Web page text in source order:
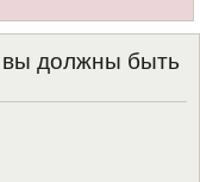
должны быть